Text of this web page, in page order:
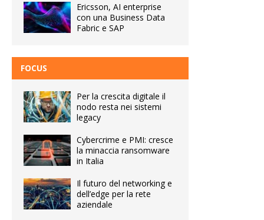
Ericsson, AI enterprise
con una Business Data
Fabric e SAP
FOCUS
Per la crescita digitale il
nodo resta nei sistemi
legacy
Cybercrime e PMI: cresce
la minaccia ransomware
in Italia
Il futuro del networking e
dell’edge per la rete
aziendale